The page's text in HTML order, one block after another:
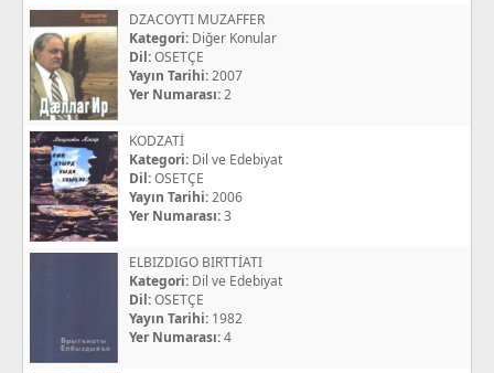
DZACOYTI MUZAFFER
Kategori: Diğer Konular
Dil:OSETÇE
Yayın Tarihi:2007
Yer Numarası:2
KODZATİ
Kategori: Dil ve Edebiyat
Dil:OSETÇE
Yayın Tarihi:2006
Yer Numarası:3
ELBIZDIGO BIRTTİATI
Kategori: Dil ve Edebiyat
Dil:OSETÇE
Yayın Tarihi: 1982
Yer Numarası:4